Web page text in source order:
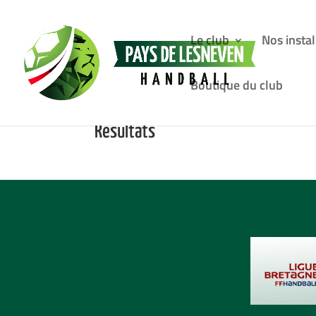
Le club Nos
Boutique du club
Résultats